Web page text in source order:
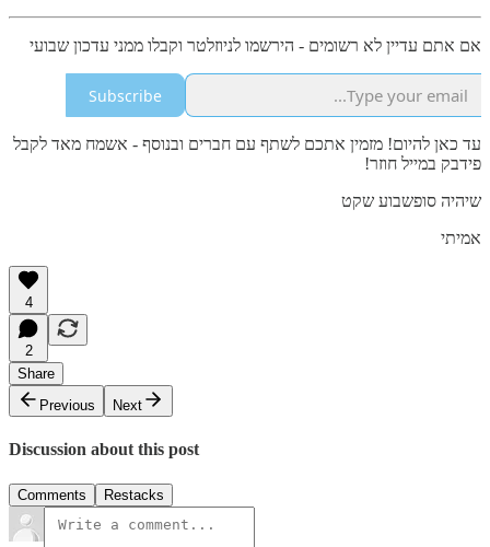
אם אתם עדיין לא רשומים - הירשמו לניוזלטר וקבלו ממני עדכון שבועי
Subscribe
עד כאן להיום! מזמין אתכם לשתף עם חברים ובנוסף - אשמח מאד לקבל
פידבק במייל חוזר!
שיהיה סופשבוע שקט
אמיתי
4
2
Share
Previous
Next
Discussion about this post
Comments Restacks